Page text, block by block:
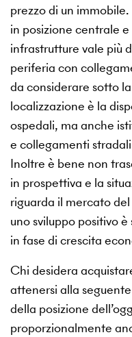
prezzo di un
in posizione centrale
infrastrutture vale più
periferia con
da considerare sotto
localizzazione è la
ospedali, ma anche
e collegamenti
Inoltre è bene non
in prospettiva e la
riguarda il mercato
uno sviluppo positivo
in fase di crescita
Chi desidera
attenersi alla
della posizione
proporzionalmente